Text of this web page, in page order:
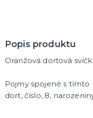
Popis produktu
Oranžová dortová
Pojmy spojené s tímto
dort, číslo, 8,